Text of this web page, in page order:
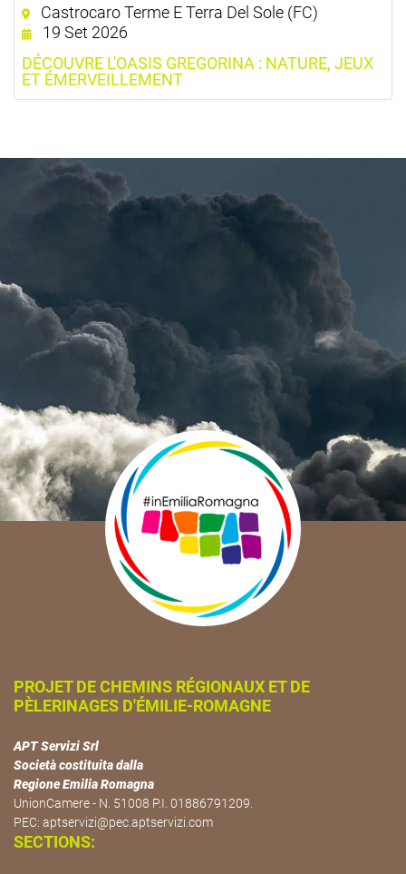
Castrocaro Terme E Terra Del Sole (FC)
19 Set 2026
DÉCOUVRE L'OASIS GREGORINA : NATURE, JEUX
ET ÉMERVEILLEMENT
PROJET DE CHEMINS RÉGIONAUX ET DE
PÈLERINAGES D'ÉMILIE-ROMAGNE
APT Servizi Srl
Società costituita dalla
Regione Emilia Romagna
UnionCamere - N. 51008 P.I. 01886791209.
PEC: aptservizi@pec.aptservizi.com
SECTIONS: